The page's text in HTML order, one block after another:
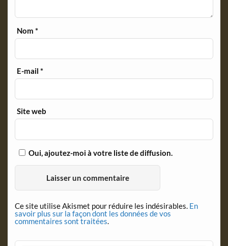
Nom*
E-mail*
Site web
Oui, ajoutez-moi à votre liste de diffusion.
Ce site utilise Akismet pour réduire les indésirables. En
savoir plus sur la façon dont les données de vos
commentaires sont traitées.